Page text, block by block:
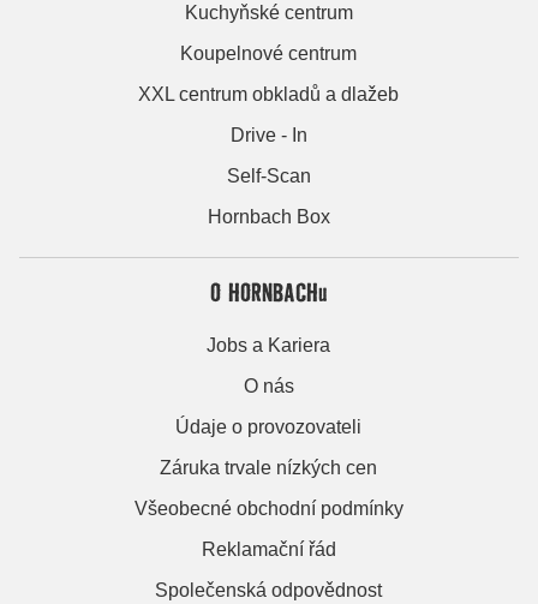
Kuchyňské centrum
Koupelnové centrum
XXL centrum obkladů a dlažeb
Drive - In
Self-Scan
Hornbach Box
O HORNBACHu
Jobs a Kariera
O nás
Údaje o provozovateli
Záruka trvale nízkých cen
Všeobecné obchodní podmínky
Reklamační řád
Společenská odpovědnost